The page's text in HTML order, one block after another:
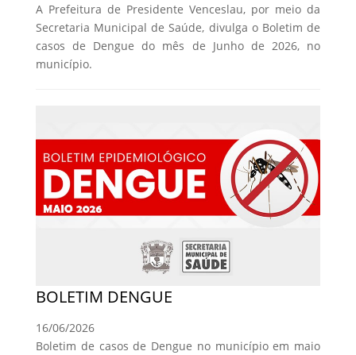
A Prefeitura de Presidente Venceslau, por meio da
Secretaria Municipal de Saúde, divulga o Boletim de
casos de Dengue do mês de Junho de 2026, no
município.
BOLETIM DENGUE
16/06/2026
Boletim de casos de Dengue no município em maio